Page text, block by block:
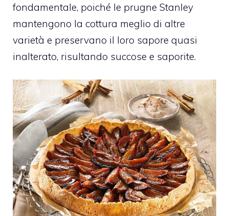
fondamentale, poiché le prugne Stanley
mantengono la cottura meglio di altre
varietà e preservano il loro sapore quasi
inalterato, risultando succose e saporite.